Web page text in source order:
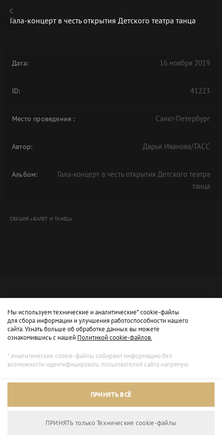
В АРХИВЕ
Архивный режим
Гала-концерт в честь открытия Детского театра танца
Дата: 16 ноября 2019
ID: 41223
Место проведения : Санкт-Петербург
Автор: Дарья Иванова/ТАСС
Альбом:
Гала-концерт в честь открытия Детского театра
танца
СЕКЦИЯ «БАЛЕТ И ТАНЕЦ»
Мы используем технические и аналитические* cookie-файлы
для сбора информации и улучшения работоспособности нашего
сайта. Узнать больше об обработке данных вы можете
ознакомившись с нашей Политикой cookie-файлов.
* Аналитические cookie-файлы собирают информацию без
возможности идентифицировать пользователей сайта напрямую.
ПРИНЯТЬ ВСЁ
ПРИНЯТЬ только Технические сookie-файлы